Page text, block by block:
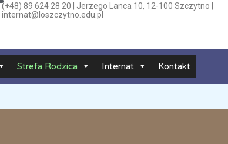
(+48) 89 624 28 20 | Jerzego Lanca 10, 12-100 Szczytno |
internat@loszczytno.edu.pl
Strefa Rodzica Internat Kontakt